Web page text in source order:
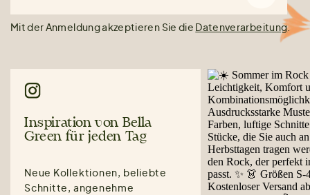
Mit der Anmeldung akzeptieren Sie die Datenverarbeitung.
Inspiration von Bella
Green für jeden Tag
Neue Kollektionen, beliebte
Schnitte, angenehme